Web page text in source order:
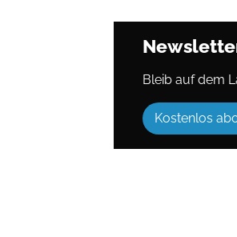
Bleib auf dem
Kostenlos